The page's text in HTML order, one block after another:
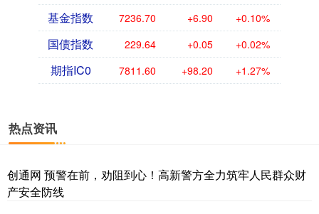
基金指数 7236.70 +6.90 +0.10%
国债指数 229.64 +0.05 +0.02%
期指IC0 7811.60 +98.20 +1.27%
热点资讯
创通网 预警在前，劝阻到心！高新警方全力筑牢人民群众财
产安全防线